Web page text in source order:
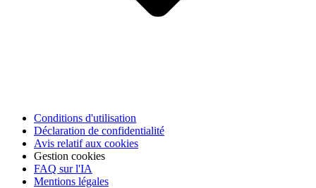
Conditions d'utilisation
Déclaration de confidentialité
Avis relatif aux cookies
Gestion cookies
FAQ sur l'IA
Mentions légales